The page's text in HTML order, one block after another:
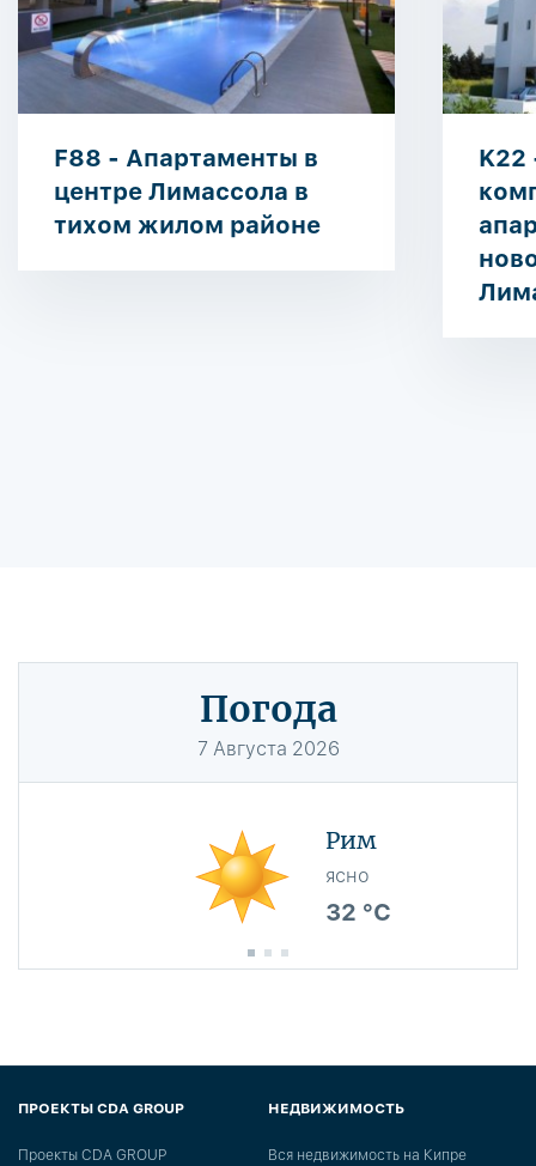
F88 - Апартаменты в
центре Лимассола в
тихом жилом районе
K22
Погода
7 Августа 2026
Рим
ясно
32 °C
ПРОЕКТЫ CDA GROUP
Проекты CDA GROUP
НЕДВИЖИМОСТЬ
Вся недвижимость на Кипре